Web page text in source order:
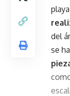
del
se